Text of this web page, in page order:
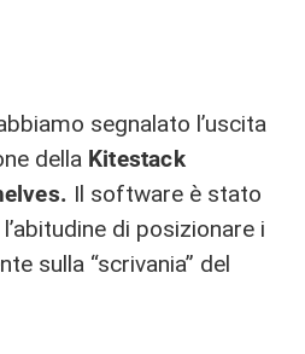
segnalato l’uscita
della Kitestack
Il software è stato
di posizionare i
sulla “scrivania” del